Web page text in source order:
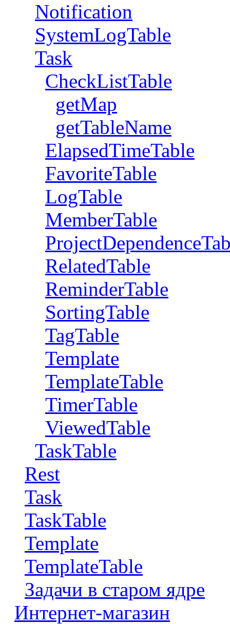
Notification
SystemLogTable
Task
CheckListTable
getMap
getTableName
ElapsedTimeTable
FavoriteTable
LogTable
MemberTable
RelatedTable
ReminderTable
SortingTable
TagTable
Template
TemplateTable
TimerTable
ViewedTable
TaskTable
Rest
Task
TaskTable
Template
TemplateTable
Задачи в старом ядре
Интернет-магазин